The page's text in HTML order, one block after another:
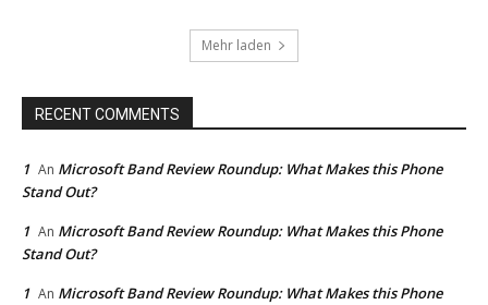
Mehr laden
RECENT COMMENTS
1 An Microsoft Band Review Roundup: What Makes this Phone
Stand Out?
1 An Microsoft Band Review Roundup: What Makes this Phone
Stand Out?
1 An Microsoft Band Review Roundup: What Makes this Phone